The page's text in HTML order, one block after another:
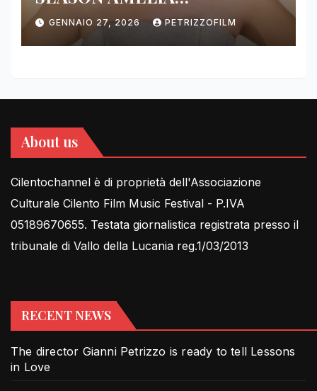
DIMOLDENBERG RETURNS
FOR THIRD YEAR
GENNAIO 27, 2026 PETRIZZOFILM
About us
Cilentochannel è di proprietà dell'Associazione
Culturale Cilento Film Music Festival - P.IVA
05189670655. Testata giornalistica registrata presso il
tribunale di Vallo della Lucania reg.1/03/2013
RECENT NEWS
The director Gianni Petrizzo is ready to tell Lessons
in Love